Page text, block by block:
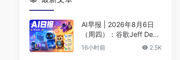
AI早报 | 2026年8月6日
（周四）：谷歌Jeff Dean
创办AI科学公司、Meta发
16小时前 2.5K